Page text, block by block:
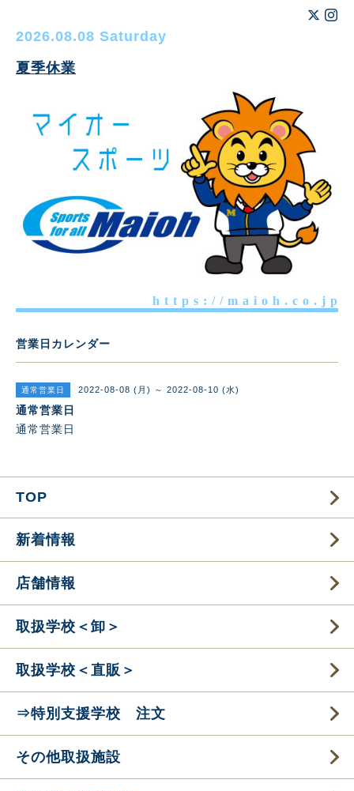
2026.08.08 Saturday
夏季休業
h t t p s : / / m a i o h . c o . j p
営業日カレンダー
通常営業日 2022-08-08 (月) ～ 2022-08-10 (水)
通常営業日
通常営業日
TOP
新着情報
店舗情報
取扱学校＜卸＞
取扱学校＜直販＞
⇒特別支援学校 注文
その他取扱施設